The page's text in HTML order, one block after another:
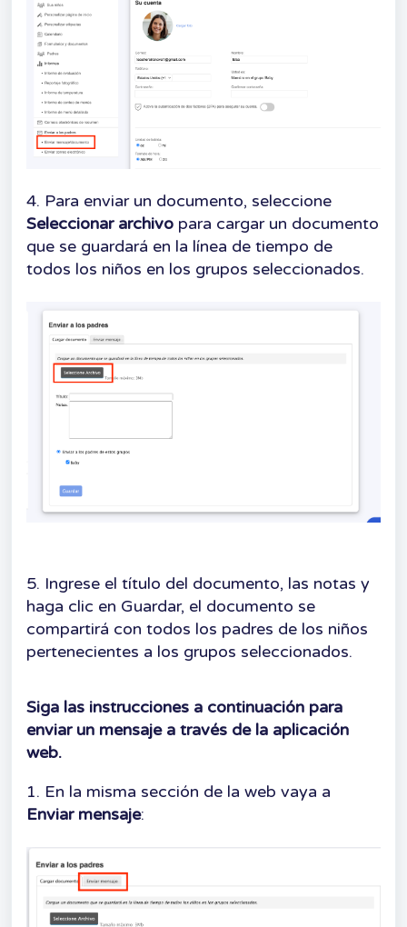
4. Para enviar un documento, seleccione
Seleccionar archivo para cargar un documento
que se guardará en la línea de tiempo de
todos los niños en los grupos seleccionados.
5. Ingrese el título del documento, las notas y
haga clic en Guardar, el documento se
compartirá con todos los padres de los niños
pertenecientes a los grupos seleccionados.
Siga las instrucciones a continuación para
enviar un mensaje a través de la aplicación
web.
1. En la misma sección de la web vaya a
Enviar mensaje: